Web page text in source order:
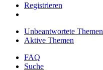
Registrieren
Unbeantwortete Themen
Aktive Themen
FAQ
Suche